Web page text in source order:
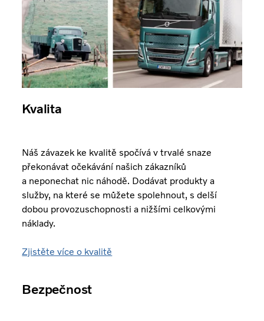
Kvalita
Náš závazek ke kvalitě spočívá v trvalé snaze
překonávat očekávání našich zákazníků
a neponechat nic náhodě. Dodávat produkty a
služby, na které se můžete spolehnout, s delší
dobou provozuschopnosti a nižšími celkovými
náklady.
Zjistěte více o kvalitě
Bezpečnost